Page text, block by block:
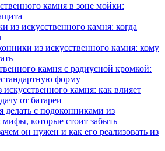
камня в зоне мойки:
из искусственного камня: когда
из искусственного камня: кому
камня с радиусной кромкой:
форму
камня: как влияет
от батареи
делать с подоконниками из
мифы, которые стоит забыть
он нужен и как его реализовать из